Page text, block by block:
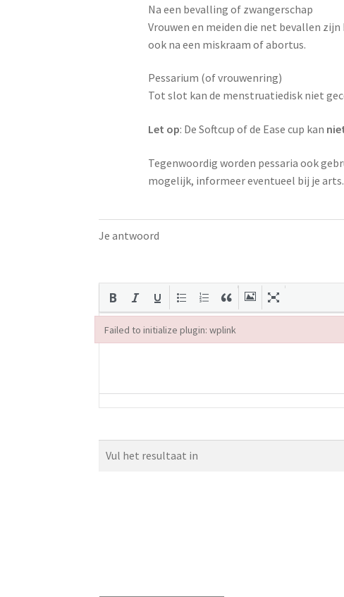
Na een bevalling of zwangerschap
Vrouwen en meiden die net bevallen
ook na een miskraam of abortus.
Pessarium (of vrouwenring)
Tot slot kan de menstruatiedisk niet
Let op: De Softcup of de Ease cup kan
Tegenwoordig worden pessaria ook
mogelijk, informeer eventueel bij je arts.
Je antwoord
Failed to initialize plugin: wplink
Failed to initialize plugin: wplink